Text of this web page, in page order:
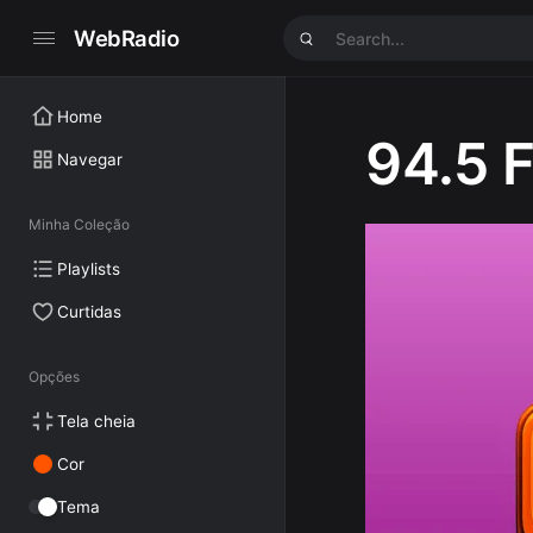
WebRadio
Home
Navegar
Minha Coleção
Playlists
Curtidas
Opções
Tela cheia
Cor
Tema
94.5